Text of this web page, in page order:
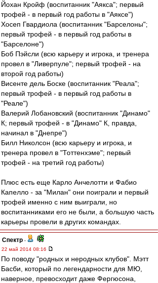
Йохан Кройф (воспитанник "Аякса"; первый
трофей - в первый год работы в "Аяксе")
Хосеп Гвардиола (воспитанник "Барселоны";
первый трофей - в первый год работы в
"Барселоне")
Боб Пэйсли (всю карьеру и игрока, и тренера
провел в "Ливерпуле"; первый трофей - на
второй год работы)
Висенте дель Боске (воспитанник "Реала";
первый трофей - в первый год работы в
"Реале")
Валерий Лобановский (воспитанник "Динамо"
К; первый трофей - в "Динамо" К, правда,
начинал в "Днепре")
Билл Николсон (всю карьеру и игрока, и
тренера провел в "Тоттенхэме"; первый
трофей - на третий год работы)
Плюс есть еще Карло Анчелотти и Фабио
Капелло - за "Милан" они поиграли и первый
трофей именно с ним выиграли, но
воспитанниками его не были, а большую часть
карьеры провели в других командах.
Спектр -
22 май 2014 08:16
По поводу "родных и неродных клубов". Мэтт
Басби, который по легендарности для МЮ,
наверное, превосходит даже Фергюсона,